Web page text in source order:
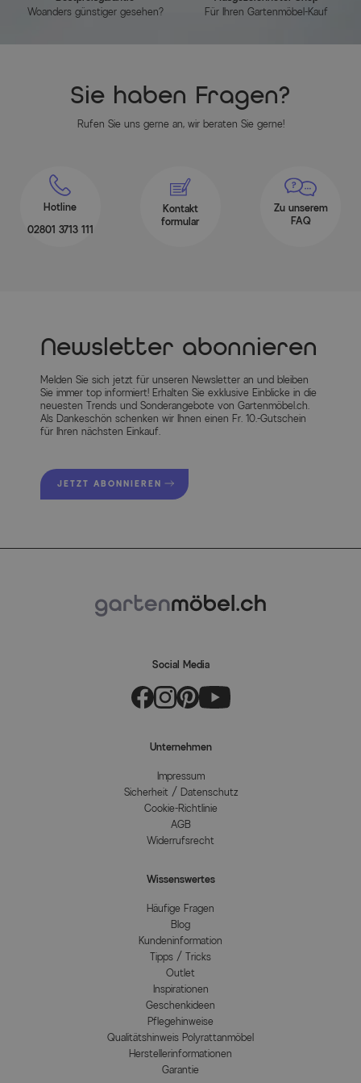
Sitzhöhe: ca. 45 cm
Gewicht: ca. 4,6 kg
Stapelsessel
ca. 75 x 55 x 88 cm
Sitzhöhe: ca. 44 cm
Armlehnenhöhe: ca. 62,5 cm
Artikelmerkmale
Attribute
Farbe Gestell Anthrazit
MEHR INFOS HIER
Woanders günstiger gesehen?
Für Ihren Gartenmöbel-Kauf
Sie haben Fragen?
Rufen Sie uns gerne an, wir beraten Sie gerne!
Hotline
02801 3713 111
Kontakt
formular
Zu unserem
FAQ
Newsletter abonnieren
Melden Sie sich jetzt für unseren Newsletter an und bleiben
Sie immer top informiert! Erhalten Sie exklusive Einblicke in die
neuesten Trends und Sonderangebote von Gartenmöbel.ch.
Als Dankeschön schenken wir Ihnen einen Fr. 10.-Gutschein
für Ihren nächsten Einkauf.
JETZT ABONNIEREN
Social Media
Unternehmen
Impressum
Sicherheit / Datenschutz
Cookie-Richtlinie
AGB
Widerrufsrecht
Wissenswertes
Häufige Fragen
Blog
Kundeninformation
Tipps / Tricks
Outlet
Inspirationen
Geschenkideen
Pflegehinweise
Qualitätshinweis Polyrattanmöbel
Herstellerinformationen
Garantie